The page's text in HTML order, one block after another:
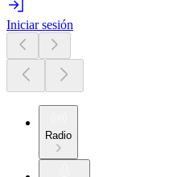
Iniciar sesión
Radio